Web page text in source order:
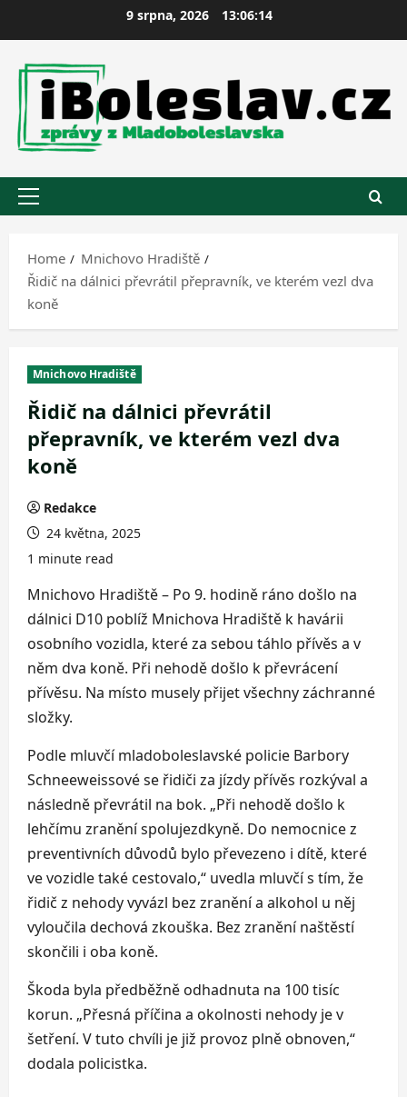
to
content
9 srpna, 2026 13:06:14
Primary
Home
Mnichovo Hradiště
Řidič na dálnici převrátil přepravník, ve kterém vezl dva
koně
Mnichovo Hradiště
Řidič na dálnici převrátil
přepravník, ve kterém vezl dva
koně
Redakce
24 května, 2025
1 minute read
Mnichovo Hradiště – Po 9. hodině ráno došlo na
dálnici D10 poblíž Mnichova Hradiště k havárii
osobního vozidla, které za sebou táhlo přívěs a v
něm dva koně. Při nehodě došlo k převrácení
přívěsu. Na místo musely přijet všechny záchranné
složky.
Podle mluvčí mladoboleslavské policie Barbory
Schneeweissové se řidiči za jízdy přívěs rozkýval a
následně převrátil na bok. „Při nehodě došlo k
lehčímu zranění spolujezdkyně. Do nemocnice z
preventivních důvodů bylo převezeno i dítě, které
ve vozidle také cestovalo,“ uvedla mluvčí s tím, že
řidič z nehody vyvázl bez zranění a alkohol u něj
vyloučila dechová zkouška. Bez zranění naštěstí
skončili i oba koně.
Škoda byla předběžně odhadnuta na 100 tisíc
korun. „Přesná příčina a okolnosti nehody je v
šetření. V tuto chvíli je již provoz plně obnoven,“
dodala policistka.